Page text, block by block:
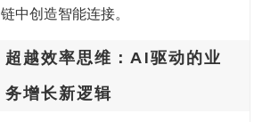
链中创造智能连接。
超越效率思维：AI驱动的业
务增长新逻辑